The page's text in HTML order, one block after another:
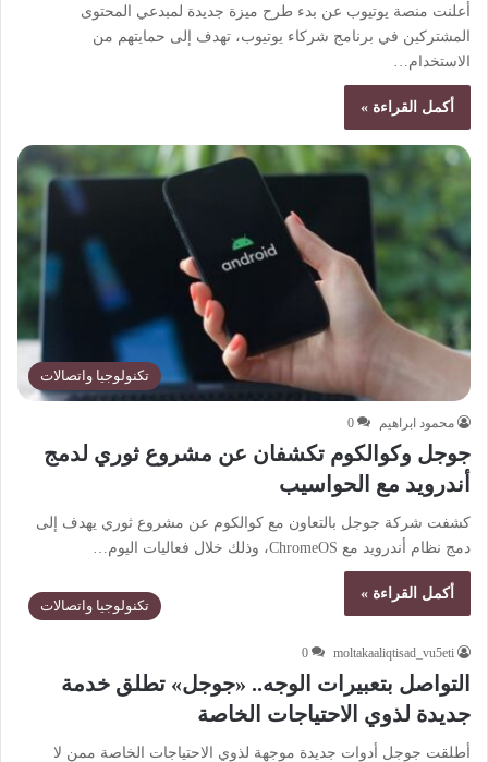
أعلنت منصة يوتيوب عن بدء طرح ميزة جديدة لمبدعي المحتوى
المشتركين في برنامج شركاء يوتيوب، تهدف إلى حمايتهم من
الاستخدام…
أكمل القراءة »
تكنولوجيا واتصالات
محمود ابراهيم 0
جوجل وكوالكوم تكشفان عن مشروع ثوري لدمج
أندرويد مع الحواسيب
كشفت شركة جوجل بالتعاون مع كوالكوم عن مشروع ثوري يهدف إلى
دمج نظام أندرويد مع ChromeOS، وذلك خلال فعاليات اليوم…
أكمل القراءة »
تكنولوجيا واتصالات
moltakaaliqtisad_vu5eti
0
التواصل بتعبيرات الوجه.. «جوجل» تطلق خدمة
جديدة لذوي الاحتياجات الخاصة
أطلقت جوجل أدوات جديدة موجهة لذوي الاحتياجات الخاصة ممن لا